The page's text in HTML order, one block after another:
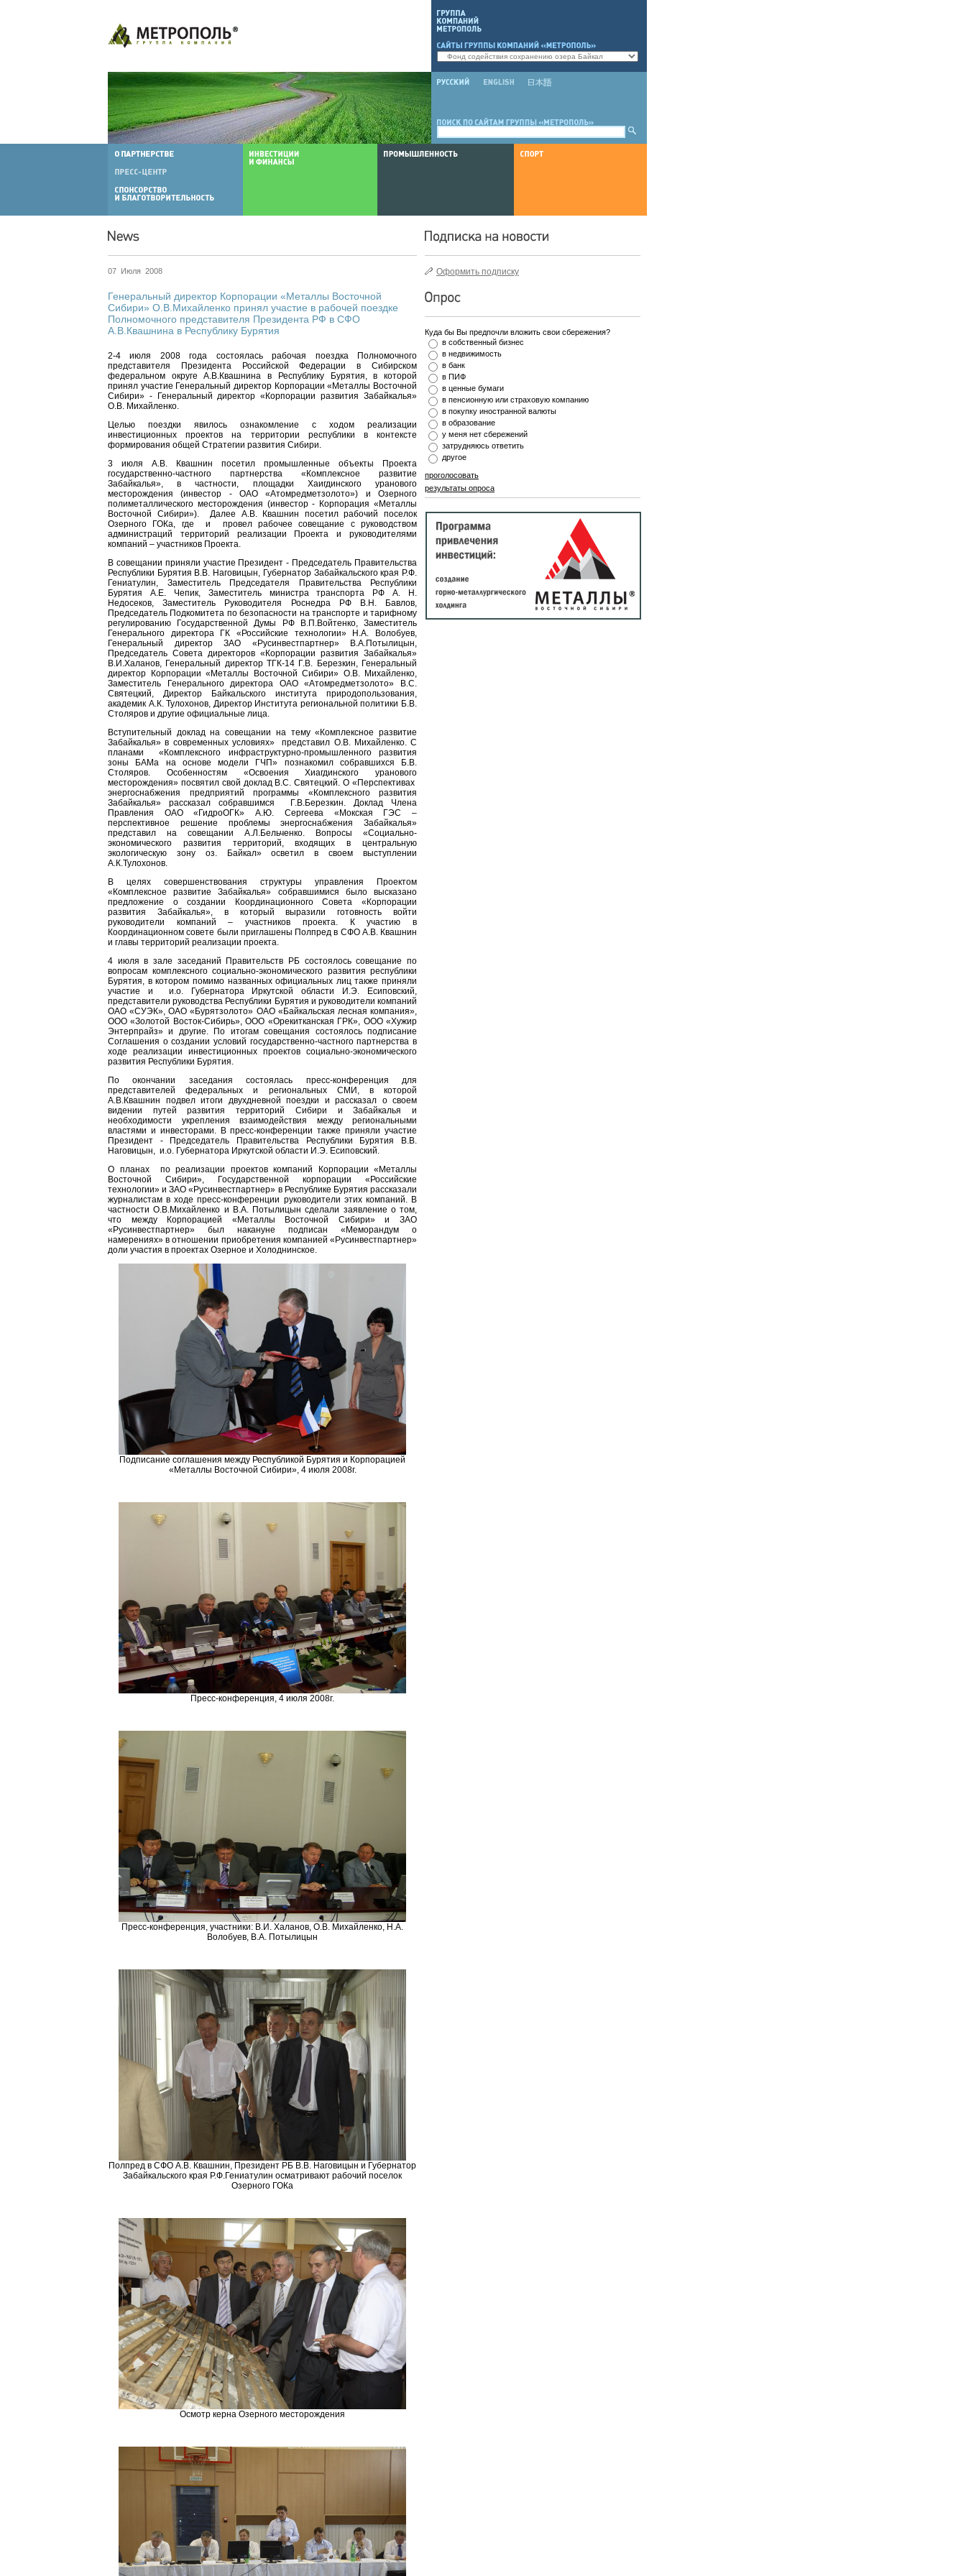
07 Июля 2008
Генеральный директор Корпорации «Металлы Восточной
Сибири» О.В.Михайленко принял участие в рабочей поездке
Полномочного представителя Президента РФ в СФО
А.В.Квашнина в Республику Бурятия
2-4 июля 2008 года состоялась рабочая поездка Полномочного
представителя Президента Российской Федерации в Сибирском
федеральном округе А.В.Квашнина в Республику Бурятия, в которой
принял участие Генеральный директор Корпорации «Металлы Восточной
Сибири» - Генеральный директор «Корпорации развития Забайкалья»
О.В. Михайленко.
Целью поездки явилось ознакомление с ходом реализации
инвестиционных проектов на территории республики в контексте
формирования общей Стратегии развития Сибири.
3 июля А.В. Квашнин посетил промышленные объекты Проекта
государственно-частного партнерства «Комплексное развитие
Забайкалья», в частности, площадки Хаигдинского уранового
месторождения (инвестор - ОАО «Атомредметзолото») и Озерного
полиметаллического месторождения (инвестор - Корпорация «Металлы
Восточной Сибири»). Далее А.В. Квашнин посетил рабочий поселок
Озерного ГОКа, где и провел рабочее совещание с руководством
администраций территорий реализации Проекта и руководителями
компаний – участников Проекта.
В совещании приняли участие Президент - Председатель Правительства
Республики Бурятия В.В. Наговицын, Губернатор Забайкальского края Р.Ф.
Гениатулин, Заместитель Председателя Правительства Республики
Бурятия А.Е. Чепик, Заместитель министра транспорта РФ А. Н.
Недосеков, Заместитель Руководителя Роснедра РФ В.Н. Бавлов,
Председатель Подкомитета по безопасности на транспорте и тарифному
регулированию Государственной Думы РФ В.П.Войтенко, Заместитель
Генерального директора ГК «Российские технологии» Н.А. Волобуев,
Генеральный директор ЗАО «Русинвестпартнер» В.А.Потылицын,
Председатель Совета директоров «Корпорации развития Забайкалья»
В.И.Халанов, Генеральный директор ТГК-14 Г.В. Березкин, Генеральный
директор Корпорации «Металлы Восточной Сибири» О.В. Михайленко,
Заместитель Генерального директора ОАО «Атомредметзолото» В.С.
Святецкий, Директор Байкальского института природопользования,
академик А.К. Тулохонов, Директор Института региональной политики Б.В.
Столяров и другие официальные лица.
Вступительный доклад на совещании на тему «Комплексное развитие
Забайкалья» в современных условиях» представил О.В. Михайленко. С
планами «Комплексного инфраструктурно-промышленного развития
зоны БАМа на основе модели ГЧП» познакомил собравшихся Б.В.
Столяров. Особенностям «Освоения Хиагдинского уранового
месторождения» посвятил свой доклад В.С. Святецкий. О «Перспективах
энергоснабжения предприятий программы «Комплексного развития
Забайкалья» рассказал собравшимся Г.В.Березкин. Доклад Члена
Правления ОАО «ГидроОГК» А.Ю. Сергеева «Мокская ГЭС –
перспективное решение проблемы энергоснабжения Забайкалья»
представил на совещании А.Л.Бельченко. Вопросы «Социально-
экономического развития территорий, входящих в центральную
экологическую зону оз. Байкал» осветил в своем выступлении
А.К.Тулохонов.
В целях совершенствования структуры управления Проектом
«Комплексное развитие Забайкалья» собравшимися было высказано
предложение о создании Координационного Совета «Корпорации
развития Забайкалья», в который выразили готовность войти
руководители компаний – участников проекта. К участию в
Координационном совете были приглашены Полпред в СФО А.В. Квашнин
и главы территорий реализации проекта.
4 июля в зале заседаний Правительств РБ состоялось совещание по
вопросам комплексного социально-экономического развития республики
Бурятия, в котором помимо названных официальных лиц также приняли
участие и и.о. Губернатора Иркутской области И.Э. Есиповский,
представители руководства Республики Бурятия и руководители компаний
ОАО «СУЭК», ОАО «Бурятзолото» ОАО «Байкальская лесная компания»,
ООО «Золотой Восток-Сибирь», ООО «Орекитканская ГРК», ООО «Хужир
Энтерпрайз» и другие. По итогам совещания состоялось подписание
Соглашения о создании условий государственно-частного партнерства в
ходе реализации инвестиционных проектов социально-экономического
развития Республики Бурятия.
По окончании заседания состоялась пресс-конференция для
представителей федеральных и региональных СМИ, в которой
А.В.Квашнин подвел итоги двухдневной поездки и рассказал о своем
видении путей развития территорий Сибири и Забайкалья и
необходимости укрепления взаимодействия между региональными
властями и инвесторами. В пресс-конференции также приняли участие
Президент - Председатель Правительства Республики Бурятия В.В.
Наговицын, и.о. Губернатора Иркутской области И.Э. Есиповский.
О планах по реализации проектов компаний Корпорации «Металлы
Восточной Сибири», Государственной корпорации «Российские
технологии» и ЗАО «Русинвестпартнер» в Республике Бурятия рассказали
журналистам в ходе пресс-конференции руководители этих компаний. В
частности О.В.Михайленко и В.А. Потылицын сделали заявление о том,
что между Корпорацией «Металлы Восточной Сибири» и ЗАО
«Русинвестпартнер» был накануне подписан «Меморандум о
намерениях» в отношении приобретения компанией «Русинвестпартнер»
доли участия в проектах Озерное и Холоднинское.
Подписание соглашения между Республикой Бурятия и Корпорацией
«Металлы Восточной Сибири», 4 июля 2008г.
Пресс-конференция, 4 июля 2008г.
Пресс-конференция, участники: В.И. Халанов, О.В. Михайленко, Н.А.
Волобуев, В.А. Потылицын
Полпред в СФО А.В. Квашнин, Президент РБ В.В. Наговицын и Губернатор
Забайкальского края Р.Ф.Гениатулин осматривают рабочий поселок
Озерного ГОКа
Осмотр керна Озерного месторождения
Оформить подписку
Куда бы Вы предпочли вложить свои сбережения?
в собственный бизнес
в недвижимость
в банк
в ПИФ
в ценные бумаги
в пенсионную или страховую компанию
в покупку иностранной валюты
в образование
у меня нет сбережений
затрудняюсь ответить
другое
проголосовать
результаты опроса